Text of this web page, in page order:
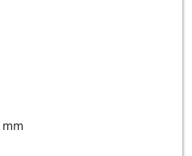
mm